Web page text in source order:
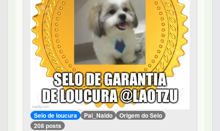
Selo de loucura Pai_Naldo
Origem do Selo
208 posts